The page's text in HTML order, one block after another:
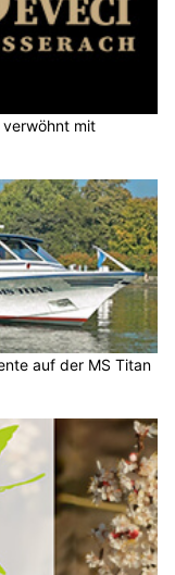
verwöhnt mit
auf der MS Titan